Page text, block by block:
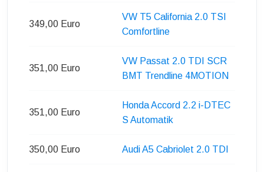
349,00 Euro
VW T5 California 2.0 TSI
Comfortline
351,00 Euro
VW Passat 2.0 TDI SCR
BMT Trendline 4MOTION
351,00 Euro
Honda Accord 2.2 i-DTEC
S Automatik
350,00 Euro Audi A5 Cabriolet 2.0 TDI